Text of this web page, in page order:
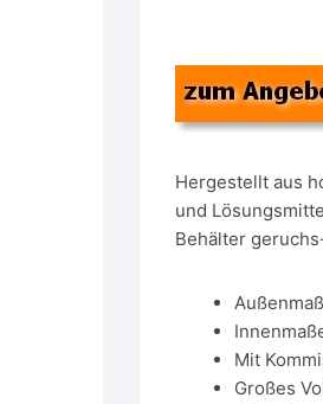
Hergestellt aus
und
Behälter
Mit
Großes